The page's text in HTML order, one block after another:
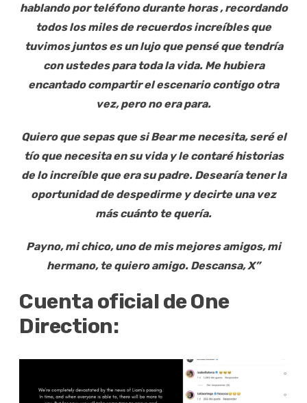
hablando por teléfono durante horas , recordando
todos los miles de recuerdos increíbles que
tuvimos juntos es un lujo que pensé que tendría
con ustedes para toda la vida. Me hubiera
encantado compartir el escenario contigo otra
vez, pero no era para.
Quiero que sepas que si Bear me necesita, seré el
tío que necesita en su vida y le contaré historias
de lo increíble que era su padre. Desearía tener la
oportunidad de despedirme y decirte una vez
más cuánto te quería.
Payno, mi chico, uno de mis mejores amigos, mi
hermano, te quiero amigo. Descansa, X”
Cuenta oficial de One
Direction: